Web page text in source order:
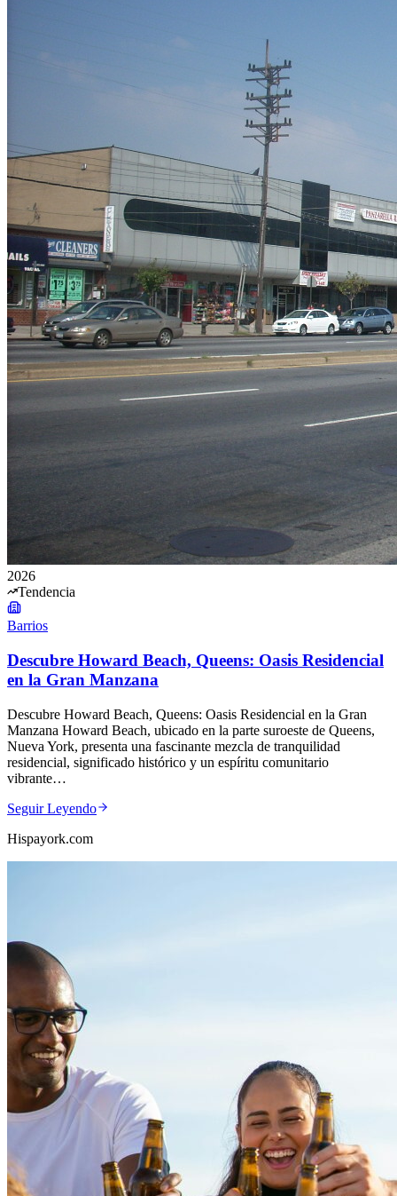
2026
Tendencia
Barrios
Descubre Howard Beach, Queens: Oasis Residencial
en la Gran Manzana
Descubre Howard Beach, Queens: Oasis Residencial en la Gran
Manzana Howard Beach, ubicado en la parte suroeste de Queens,
Nueva York, presenta una fascinante mezcla de tranquilidad
residencial, significado histórico y un espíritu comunitario
vibrante…
Seguir Leyendo
Hispayork.com